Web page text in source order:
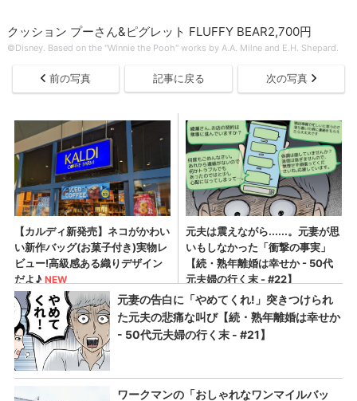
クッション プーさん&ピグレット FLUFFY BEAR2,700円
©Disney. Based on the "Winnie the Pooh" works by A.A. Milne and E.H. Shepard.
前の写真 記事に戻る 次の写真